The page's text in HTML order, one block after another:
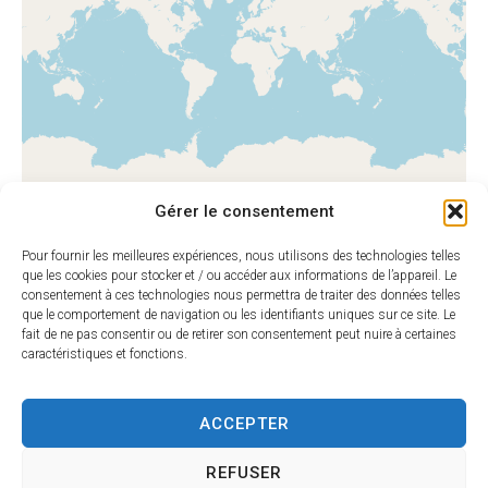
Gérer le consentement
Pour fournir les meilleures expériences, nous utilisons des technologies telles
que les cookies pour stocker et / ou accéder aux informations de l’appareil. Le
consentement à ces technologies nous permettra de traiter des données telles
que le comportement de navigation ou les identifiants uniques sur ce site. Le
fait de ne pas consentir ou de retirer son consentement peut nuire à certaines
caractéristiques et fonctions.
ACCEPTER
REFUSER
Leaflet|©OpenStreetMapcontributors
MAIRIE DE
SARLAT
D'OUVERTU